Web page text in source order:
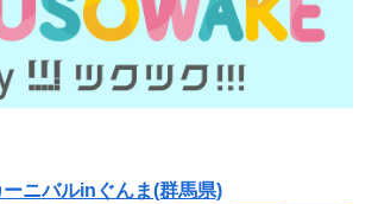
ニバルinぐんま(群馬県)